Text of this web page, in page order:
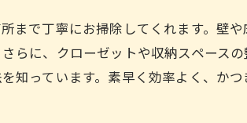
まで丁寧にお掃除してくれます。壁
らに、クローゼットや収納スペース
知っています。素早く効率よく、か